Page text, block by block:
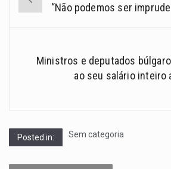
“Não podemos ser
Ministros e deputados
ao seu salário inteiro
Posted in: Sem categoria